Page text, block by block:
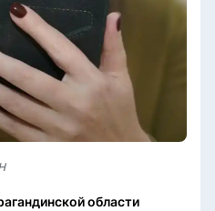
области